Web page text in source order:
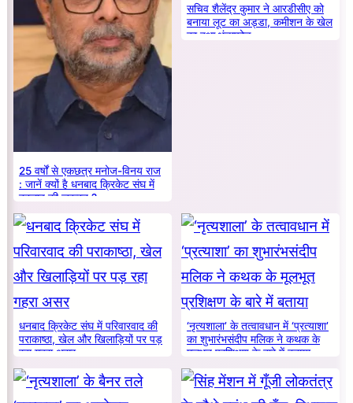
25 वर्षों से एकछत्र मनोज-विनय राज
: जानें क्यों है धनबाद क्रिकेट संघ में
बदलाव की जरूरत ?
सचिव शैलेंद्र कुमार ने आरडीसीए को
बनाया लूट का अड्डा, कमीशन के खेल
का हुआ भंडाफोड़
धनबाद क्रिकेट संघ में परिवारवाद की
पराकाष्ठा, खेल और खिलाड़ियों पर पड़
रहा गहरा असर
‘नृत्यशाला’ के तत्वावधान में ‘प्रत्याशा’
का शुभारंभसंदीप मलिक ने कथक के
मूलभूत प्रशिक्षण के बारे में बताया